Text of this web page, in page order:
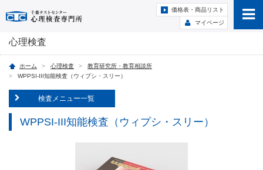
価格表・商品リスト
マイページ
心理検査
ホーム 心理検査
教育研究所・教育相談所
WPPSI-III知能検査（ウィプシ・スリー）
検査メニュー一覧
WPPSI-III知能検査（ウィプシ・スリー）